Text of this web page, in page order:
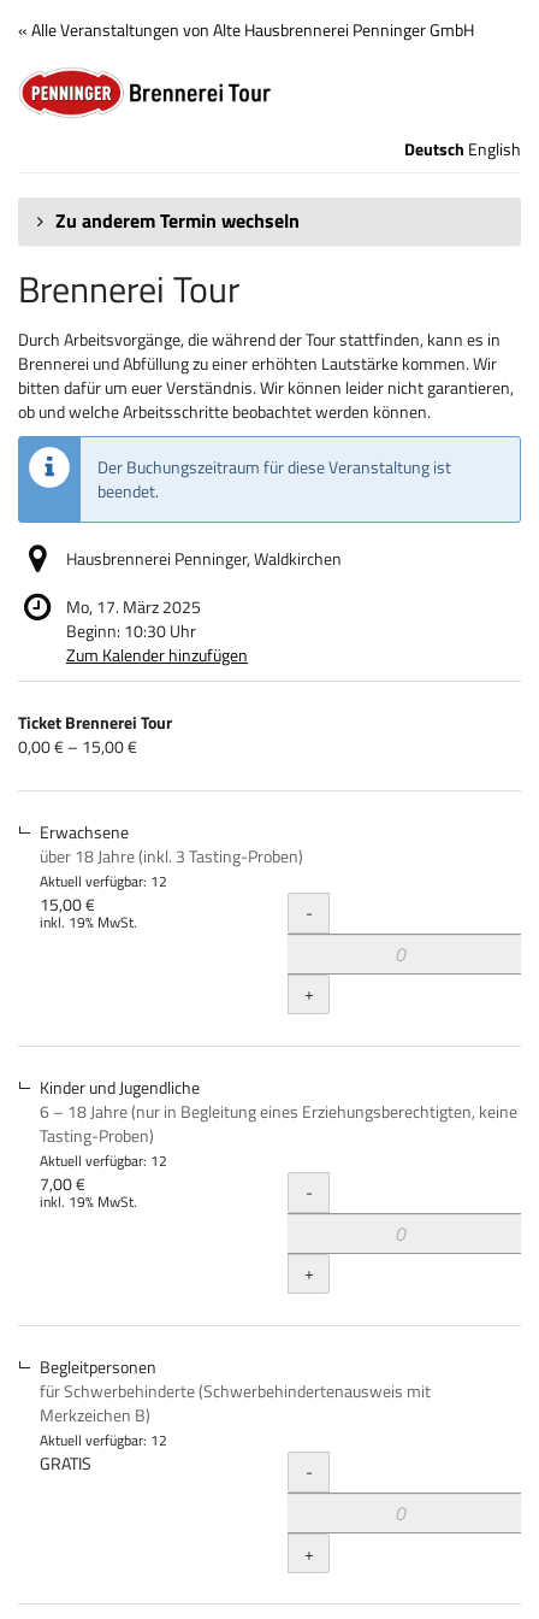
Zum
Haupt-
Inhalt
springen
« Alle Veranstaltungen von Alte Hausbrennerei Penninger GmbH
Brennerei
Tour Deutsch English
Zu anderem Termin wechseln
Brennerei Tour
Durch Arbeitsvorgänge, die während der Tour stattfinden, kann es in
Brennerei und Abfüllung zu einer erhöhten Lautstärke kommen. Wir
bitten dafür um euer Verständnis. Wir können leider nicht garantieren,
ob und welche Arbeitsschritte beobachtet werden können.
Der Buchungszeitraum für diese Veranstaltung ist
beendet.
Hausbrennerei Penninger, Waldkirchen
Mo, 17. März 2025
Beginn: 10:30Uhr
Zum Kalender hinzufügen
Produkte
Unkategorisierte
Produkte
Ticket Brennerei Tour
von
bis
0,00 € – 15,00 €
Erwachsene
über 18 Jahre (inkl. 3 Tasting-Proben)
Aktuell verfügbar: 12
15,00 €
inkl. 19% MwSt. Menge
-
+
Kinder und Jugendliche
6 – 18 Jahre (nur in Begleitung eines Erziehungsberechtigten, keine
Tasting-Proben)
Aktuell verfügbar: 12
7,00 €
inkl. 19% MwSt. Menge
-
+
Begleitpersonen
für Schwerbehinderte (Schwerbehindertenausweis mit
Merkzeichen B)
Aktuell verfügbar: 12
GRATIS Menge
-
+